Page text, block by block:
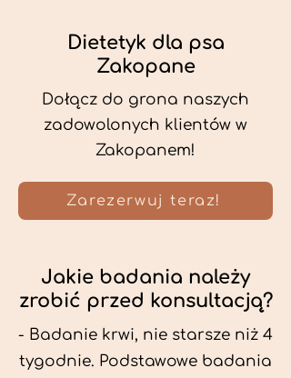
Dietetyk dla psa
Zakopane
Dołącz do grona naszych
zadowolonych klientów w
Zakopanem!
Zarezerwuj teraz!
Jakie badania należy
zrobić przed konsultacją?
- Badanie krwi, nie starsze niż 4
tygodnie. Podstawowe badania